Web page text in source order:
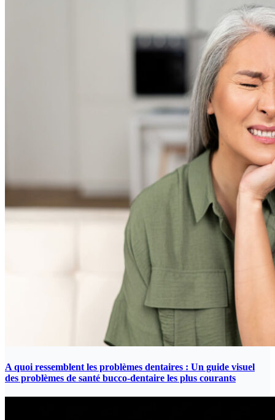
A quoi ressemblent les problèmes dentaires : Un guide visuel
des problèmes de santé bucco-dentaire les plus courants